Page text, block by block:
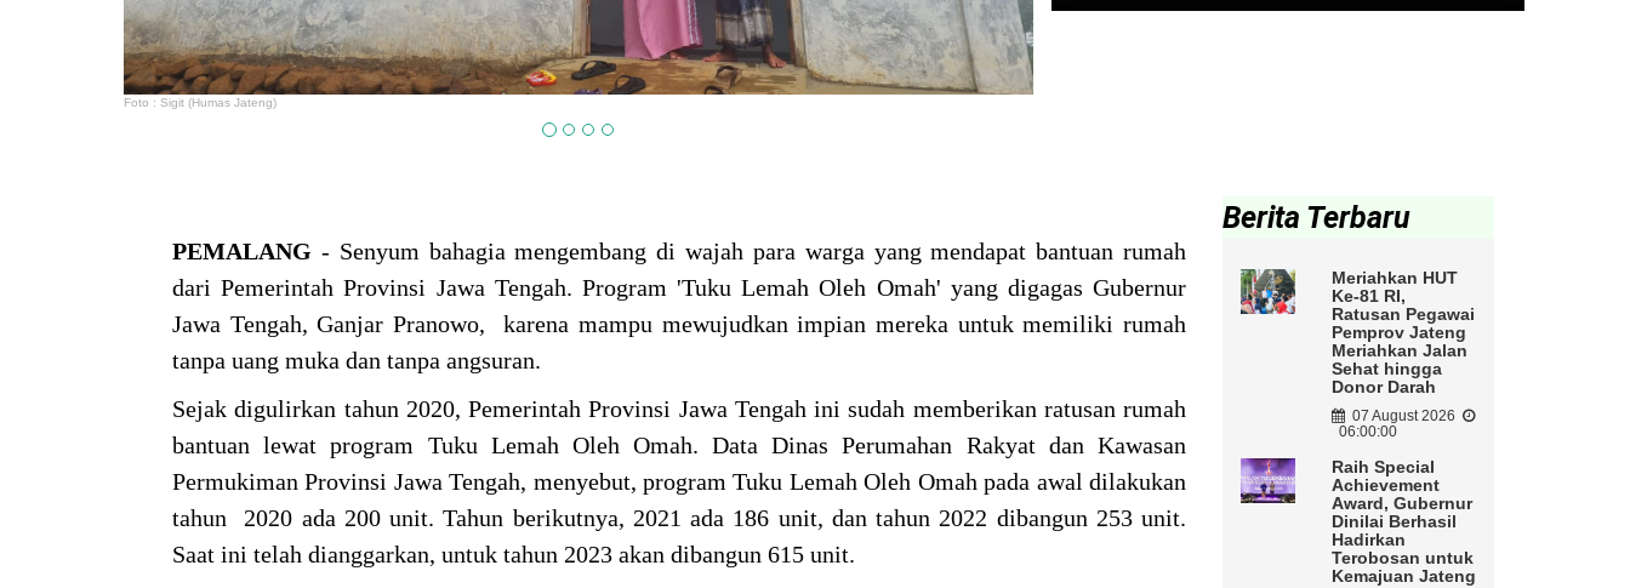
Foto : Sigit (Humas Jateng)
PEMALANG - Senyum bahagia mengembang di wajah para warga yang mendapat bantuan rumah
dari Pemerintah Provinsi Jawa Tengah. Program 'Tuku Lemah Oleh Omah' yang digagas Gubernur
Jawa Tengah, Ganjar Pranowo, karena mampu mewujudkan impian mereka untuk memiliki rumah
tanpa uang muka dan tanpa angsuran.
Sejak digulirkan tahun 2020, Pemerintah Provinsi Jawa Tengah ini sudah memberikan ratusan rumah
bantuan lewat program Tuku Lemah Oleh Omah. Data Dinas Perumahan Rakyat dan Kawasan
Permukiman Provinsi Jawa Tengah, menyebut, program Tuku Lemah Oleh Omah pada awal dilakukan
tahun 2020 ada 200 unit. Tahun berikutnya, 2021 ada 186 unit, dan tahun 2022 dibangun 253 unit.
Saat ini telah dianggarkan, untuk tahun 2023 akan dibangun 615 unit.
Berita Terbaru
Meriahkan HUT
Ke-81 RI,
Ratusan Pegawai
Pemprov Jateng
Meriahkan Jalan
Sehat hingga
Donor Darah
07 August 2026
06:00:00
Raih Special
Achievement
Award, Gubernur
Dinilai Berhasil
Hadirkan
Terobosan untuk
Kemajuan Jateng